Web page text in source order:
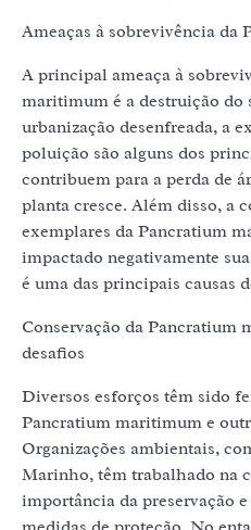
Ameaças à sobrevivência
A principal ameaça à
maritimum é a destruição do
urbanização desenfreada, a
poluição são alguns dos
contribuem para a perda de
planta cresce. Além disso, a
exemplares da Pancratium
impactado negativamente
é uma das principais causas
Conservação da Pancratium
desafios
Diversos esforços têm sido
Pancratium maritimum e
Organizações ambientais,
Marinho, têm trabalhado na
importância da preservação